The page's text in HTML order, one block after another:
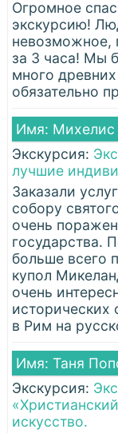
Огромное
экскурсию!
невозможное,
за 3 часа! Мы
много
обязательно
Имя: Михелис
Экскурсия:
лучшие
Заказали
собору
очень
государства.
больше всего
купол
очень
исторических
в Рим на
Имя: Таня
Экскурсия:
искусство.